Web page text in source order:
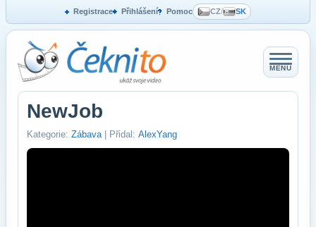
Registrace Přihlášení Pomoc CZ/ SK
MENU
NewJob
Kategorie: Zábava | Přidal: AlexYang